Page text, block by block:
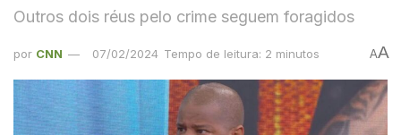
Outros dois réus pelo crime seguem foragidos
por CNN 07/02/2024 Tempo de leitura: 2 minutos AA